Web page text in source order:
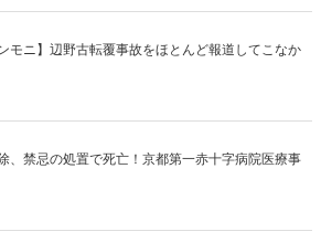
モニ】辺野古転覆事故をほとんど報道してこなか
、禁忌の処置で死亡！京都第一赤十字病院医療事